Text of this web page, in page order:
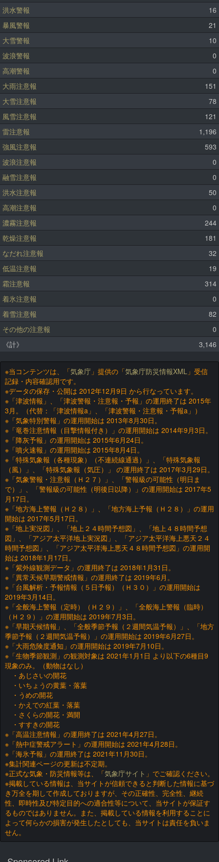
洪水警報
16
暴風警報
21
大雪警報
10
波浪警報
0
高潮警報
0
大雨注意報
151
大雪注意報
78
風雪注意報
121
雷注意報
1,196
強風注意報
593
波浪注意報
0
融雪注意報
0
洪水注意報
50
高潮注意報
0
濃霧注意報
244
乾燥注意報
181
なだれ注意報
32
低温注意報
19
霜注意報
314
着氷注意報
0
着雪注意報
82
その他の注意報
0
《計》
3,146
※当コンテンツは、「気象庁 」提供の「気象庁防災情報XML 」受信
記録・内容確認用です。
※データの保存・公開は 2012年12月9日 から行なっています。
※「津波情報」、「津波警報・注意報・予報」の運用終了は 2015年
3月。（代替：「津波情報a」、「津波警報・注意報・予報a」）
※「気象特別警報」の運用開始は 2013年8月30日。
※「竜巻注意情報（目撃情報付き）」の運用開始は 2014年9月3日。
※「降灰予報」の運用開始は 2015年6月24日。
※「噴火速報」の運用開始は 2015年8月4日。
※「特殊気象報（各種現象）（不連続線通過）」、「特殊気象報
（風）」、「特殊気象報（気圧）」 の運用終了は 2017年3月29日。
※「気象警報・注意報（Ｈ２７）」、「警報級の可能性（明日ま
で）」、「警報級の可能性（明後日以降）」の運用開始は 2017年5
月17日。
※「地方海上警報（Ｈ２８）」、「地方海上予報（Ｈ２８）」の運用
開始は 2017年5月17日。
※「地上実況図」、「地上２４時間予想図」、「地上４８時間予想
図」、「アジア太平洋地上実況図」、「アジア太平洋海上悪天２４
時間予想図」、「アジア太平洋海上悪天４８時間予想図」の運用開
始は 2018年1月17日。
※「紫外線観測データ」の運用終了は 2018年1月31日。
※「異常天候早期警戒情報」の運用終了は 2019年6月。
※「台風解析・予報情報（５日予報）（Ｈ３０）」の運用開始は
2019年3月14日。
※「全般海上警報（定時）（Ｈ２９）」、「全般海上警報（臨時）
（Ｈ２９）」の運用開始は 2019年7月3日。
※「早期天候情報」、「全般季節予報（２週間気温予報）」、「地方
季節予報（２週間気温予報）」の運用開始は 2019年6月27日。
※「大雨危険度通知」の運用開始は 2019年7月10日。
※「生物季節観測」の観測対象は 2021年1月1日 より以下の6種目9
現象のみ。（動物はなし）
・あじさいの開花
・いちょうの黄葉・落葉
・うめの開花
・かえでの紅葉・落葉
・さくらの開花・満開
・すすきの開花
※「高温注意情報」の運用終了は 2021年4月27日。
※「熱中症警戒アラート」の運用開始は 2021年4月28日。
※「海氷予報」の運用終了は 2021年11月30日。
※集計関連ページの更新は不定期。
※正式な気象・防災情報等は、「気象庁サイト 」でご確認ください。
※掲載している情報は、当サイトが信頼できると判断した情報に基づ
き万全を期して作成しておりますが、その正確性、完全性、継続
性、即時性及び特定目的への適合性等について、当サイトが保証す
るものではありません。また、掲載している情報を利用することに
よって何らかの損害が発生したとしても、当サイトは責任を負いま
せん。